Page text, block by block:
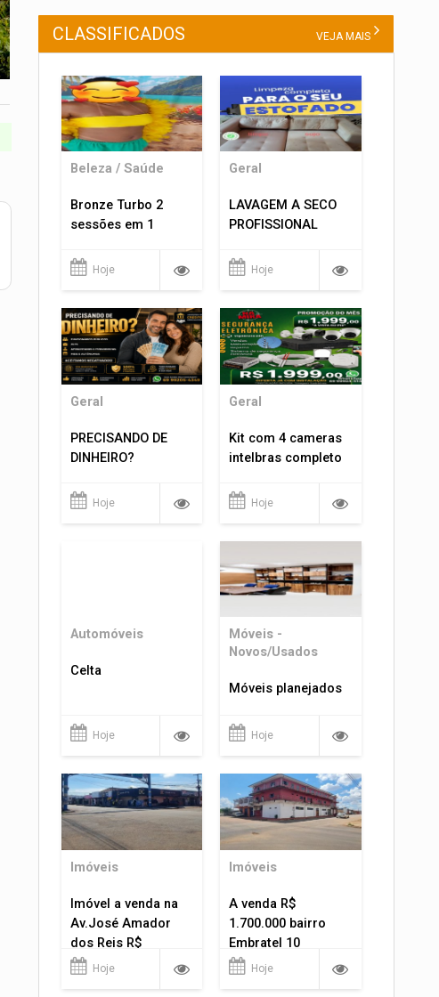
CLASSIFICADOS VEJA MAIS
Beleza / Saúde
Bronze Turbo 2
sessões em 1
Hoje
Geral
LAVAGEM A SECO
PROFISSIONAL
Hoje
Geral
PRECISANDO DE
DINHEIRO?
Hoje
Geral
Kit com 4 cameras
intelbras completo
Hoje
Automóveis
Celta
Hoje
Móveis -
Novos/Usados
Móveis planejados
Hoje
Imóveis
Imóvel a venda na
Av.José Amador
dos Reis R$
1.400.000
Hoje
Imóveis
A venda R$
1.700.000 bairro
Embratel 10
apartamentos!
Hoje